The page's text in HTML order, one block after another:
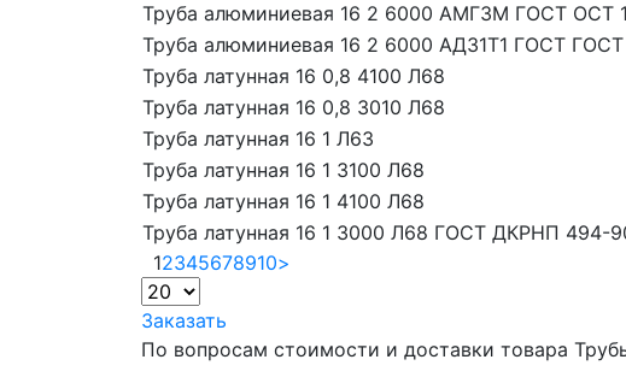
Труба алюминиевая 16 2 6000 АМГ3М ГОСТ ОСТ
Труба алюминиевая 16 2 6000 АД31Т1 ГОСТ
Труба латунная 16 0,8 4100 Л68
Труба латунная 16 0,8 3010 Л68
Труба латунная 16 1 Л63
Труба латунная 16 1 3100 Л68
Труба латунная 16 1 4100 Л68
Труба латунная 16 1 3000 Л68 ГОСТ ДКРНП 494-
12345678910>
Заказать
По вопросам стоимости и доставки товара